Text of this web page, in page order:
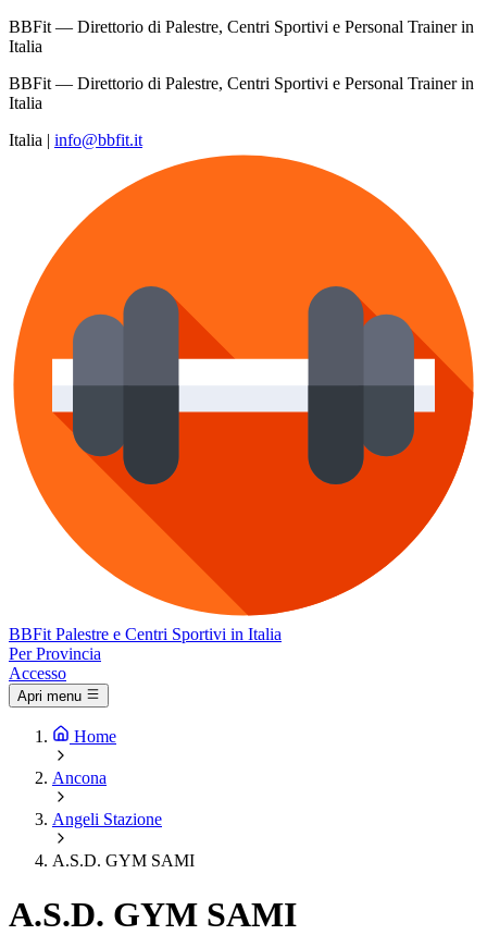
BBFit — Direttorio di Palestre, Centri Sportivi e Personal Trainer in
Italia
BBFit — Direttorio di Palestre, Centri Sportivi e Personal Trainer in
Italia
Italia | info@bbfit.it
BBFit Palestre e Centri Sportivi in Italia
Per Provincia
Accesso
Apri menu
Home
Ancona
Angeli Stazione
A.S.D. GYM SAMI
A.S.D. GYM SAMI